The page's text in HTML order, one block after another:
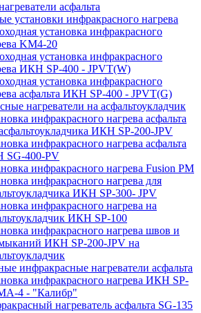
асфальта
установки инфракрасного нагрева
установка инфракрасного
KM4-20
установка инфракрасного
ИКН SP-400 - JPVT(W)
установка инфракрасного
асфальта ИКН SP-400 - JPVT(G)
нагреватели на асфальтоукладчик
инфракрасного нагрева асфальта
ИКН SP-200-JPV
инфракрасного нагрева асфальта
400-PV
инфракрасного нагрева Fusion PM
инфракрасного нагрева для
ИКН SP-300- JPV
инфракрасного нагрева на
ИКН SP-100
инфракрасного нагрева швов и
ИКН SP-200-JPV на
инфракрасные нагреватели асфальта
инфракрасного нагрева ИКН SP-
4 - "Калибр"
нагреватель асфальта SG-135